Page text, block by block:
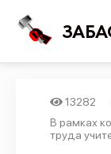
13282
В рамках
труда